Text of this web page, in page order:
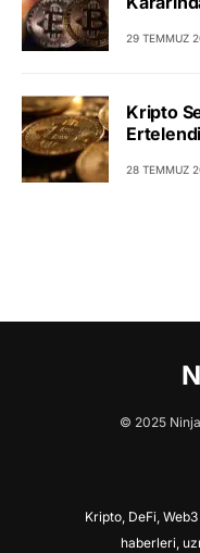
29 TEMMUZ
Kripto
28 TEMMUZ
© 2025 Ninja
Kripto, DeFi,
haberleri,